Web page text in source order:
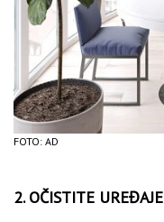
FOTO: AD
2. OČISTITE UREĐAJE